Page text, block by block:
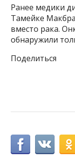
Ранее медики
Тамейке
вместо рака.
обнаружили
Поделиться